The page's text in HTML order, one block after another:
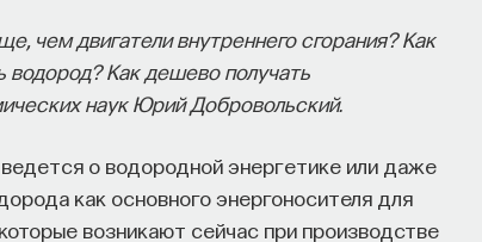
чем двигатели внутреннего сгорания? Как
водород? Как дешево получать
наук Юрий Добровольский.
о водородной энергетике или даже
как основного энергоносителя для
возникают сейчас при производстве